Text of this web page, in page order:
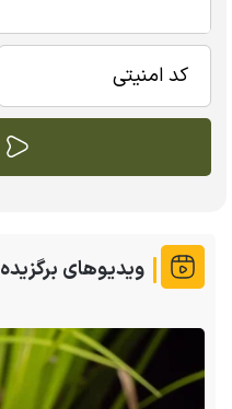
ویدیوهای برگزیده